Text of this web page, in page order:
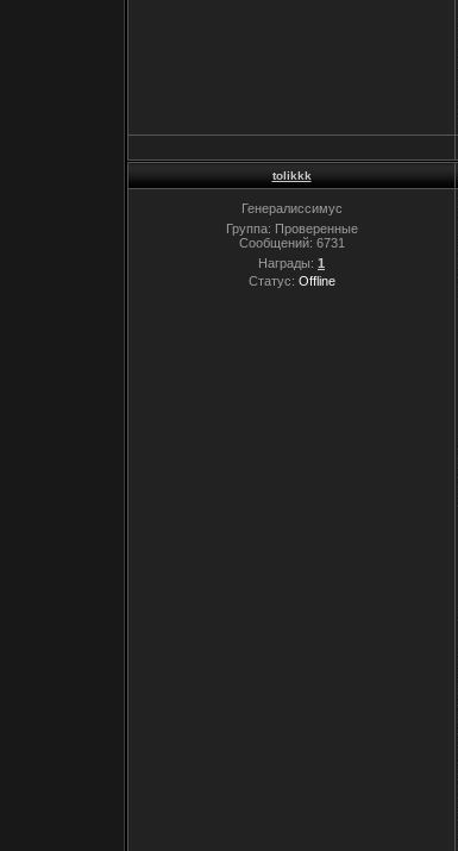
tolikkk
Генералиссимус
Группа: Проверенные
Сообщений: 6731
Награды: 1
Статус: Offline